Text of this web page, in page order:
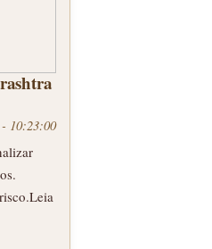
10:23:00